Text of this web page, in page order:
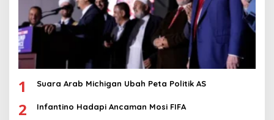
1 Suara Arab Michigan Ubah Peta Politik AS
2 Infantino Hadapi Ancaman Mosi FIFA